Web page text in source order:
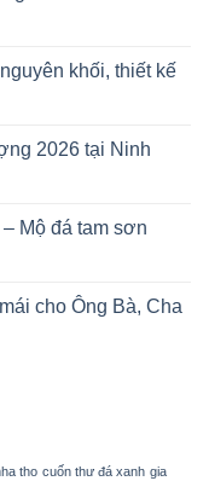
khối, thiết kế
2026 tại Ninh
Mộ đá tam sơn
cho Ông Bà, Cha
tho cuốn thư đá xanh gia